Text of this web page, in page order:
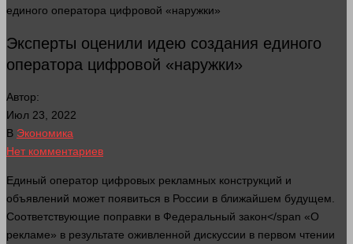
единого оператора цифровой «наружки»
Эксперты оценили идею создания единого
оператора цифровой «наружки»
Автор:
Июл 23, 2022
В Экономика
Нет комментариев
Единый оператор цифровых рекламных конструкций и
объявлений может появиться в России в ближайшем будущем.
Соответствующие поправки в Федеральный закон</span «О
рекламе» в результате оживленной дискуссии в первом чтении